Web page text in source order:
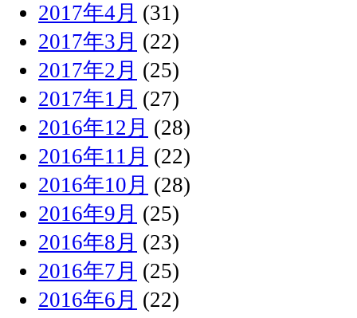
2017年4月 (31)
2017年3月 (22)
2017年2月 (25)
2017年1月 (27)
2016年12月 (28)
2016年11月 (22)
2016年10月 (28)
2016年9月 (25)
2016年8月 (23)
2016年7月 (25)
2016年6月 (22)